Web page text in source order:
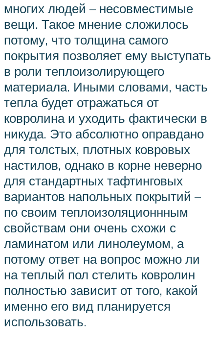
многих людей – несовместимые
вещи. Такое мнение сложилось
потому, что толщина самого
покрытия позволяет ему выступать
в роли теплоизолирующего
материала. Иными словами, часть
тепла будет отражаться от
ковролина и уходить фактически в
никуда. Это абсолютно оправдано
для толстых, плотных ковровых
настилов, однако в корне неверно
для стандартных тафтинговых
вариантов напольных покрытий –
по своим теплоизоляционнным
свойствам они очень схожи с
ламинатом или линолеумом, а
потому ответ на вопрос можно ли
на теплый пол стелить ковролин
полностью зависит от того, какой
именно его вид планируется
использовать.